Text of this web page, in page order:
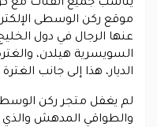
يناسب جميع الفئات مع
موقع ركن الوسطى
عنها الرجال في دول
السويسرية هيلدن،
الديار، هذا إلى جانب
لم يغفل متجر ركن
والطواقي المدهش